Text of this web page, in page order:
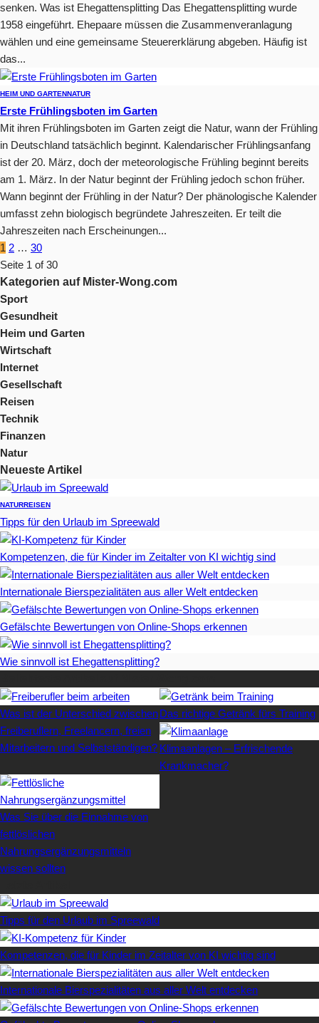
senken. Was ist Ehegattensplitting Das Ehegattensplitting wurde
1958 eingeführt. Ehepaare müssen die Zusammenveranlagung
wählen und eine gemeinsame Steuererklärung abgeben. Häufig ist
das...
HEIM UND GARTENNATUR
Erste Frühlingsboten im Garten
Mit ihren Frühlingsboten im Garten zeigt die Natur, wann der Frühling
in Deutschland tatsächlich beginnt. Kalendarischer Frühlingsanfang
ist der 20. März, doch der meteorologische Frühling beginnt bereits
am 1. März. In der Natur beginnt der Frühling jedoch schon früher.
Wann beginnt der Frühling in der Natur? Der phänologische Kalender
umfasst zehn biologisch begründete Jahreszeiten. Er teilt die
Jahreszeiten nach Erscheinungen...
1 2 … 30
Seite 1 of 30
Kategorien auf Mister-Wong.com
Sport
Gesundheit
Heim und Garten
Wirtschaft
Internet
Gesellschaft
Reisen
Technik
Finanzen
Natur
Neueste Artikel
NATURREISEN
Tipps für den Urlaub im Spreewald
Kompetenzen, die für Kinder im Zeitalter von KI wichtig sind
Internationale Bierspezialitäten aus aller Welt entdecken
Gefälschte Bewertungen von Online-Shops erkennen
Wie sinnvoll ist Ehegattensplitting?
Was ist der Unterschied zwischen
Freiberuflern, Freelancern, freien
Mitarbeitern und Selbstständigen?
Das richtige Getränk fürs Training
Klimaanlagen – Erfrischende
Krankmacher?
Was Sie über die Einnahme von
fettlöslichen
Nahrungsergänzungsmitteln
wissen sollten
Tipps für den Urlaub im Spreewald
Kompetenzen, die für Kinder im Zeitalter von KI wichtig sind
Internationale Bierspezialitäten aus aller Welt entdecken